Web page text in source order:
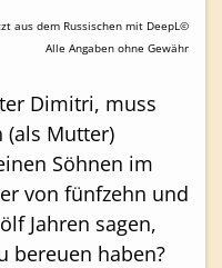
aus dem Russischen mit DeepL©
Alle Angaben ohne Gewähr
Dimitri, muss
(als Mutter)
Söhnen im
von fünfzehn und
Jahren sagen,
bereuen haben?